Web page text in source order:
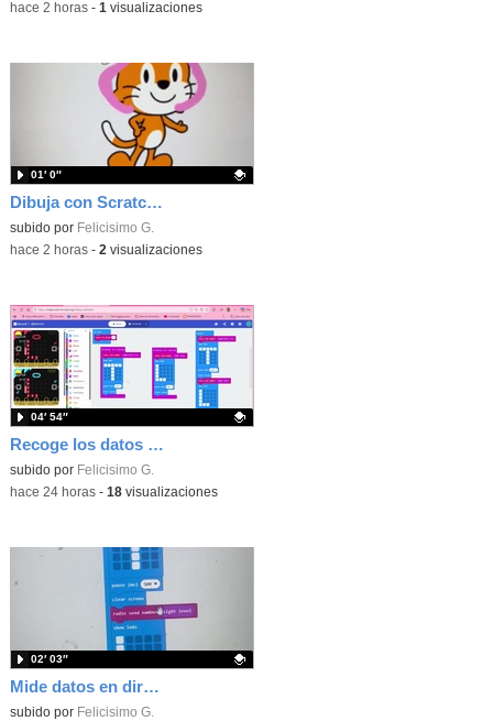
-hace 2 horas- 1 visualizaciones
Dibuja con Scratch Jr y usa los bloques de aparecer/desparecer para hacer animaciones
Contenido educativo.
subido por Felicisimo G.
01′ 0″
-hace 2 horas- 2 visualizaciones
Recoge los datos en una gráfica programando tu placa microbit con MakeCode y conoce la Tª y nivel de luz en este eclipse
Contenido educativo.
subido por Felicisimo G.
04′ 54″
-hace 24 horas- 18visualizaciones
Mide datos en directo usando tu placa microbit y programando con MakeCode dos placas conectadas por radio
Contenido educativo.
subido por Felicisimo G.
02′ 03″